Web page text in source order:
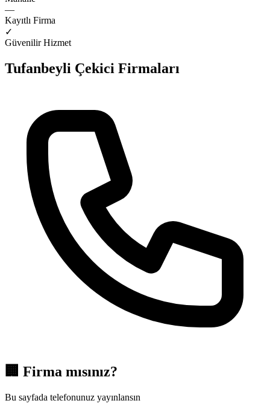
—
Kayıtlı Firma
✓
Güvenilir Hizmet
Tufanbeyli Çekici Firmaları
🏢 Firma mısınız?
Bu sayfada telefonunuz yayınlansın